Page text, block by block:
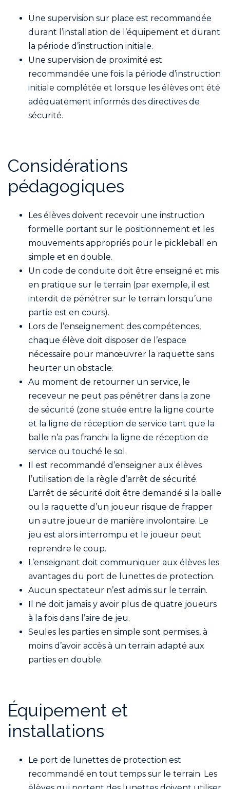
Une supervision sur place est recommandée
durant l’installation de l’équipement et durant
la période d’instruction initiale.
Une supervision de proximité est
recommandée une fois la période d’instruction
initiale complétée et lorsque les élèves ont été
adéquatement informés des directives de
sécurité.
Considérations
pédagogiques
Les élèves doivent recevoir une instruction
formelle portant sur le positionnement et les
mouvements appropriés pour le pickleball en
simple et en double.
Un code de conduite doit être enseigné et mis
en pratique sur le terrain (par exemple, il est
interdit de pénétrer sur le terrain lorsqu’une
partie est en cours).
Lors de l’enseignement des compétences,
chaque élève doit disposer de l’espace
nécessaire pour manœuvrer la raquette sans
heurter un obstacle.
Au moment de retourner un service, le
receveur ne peut pas pénétrer dans la zone
de sécurité (zone située entre la ligne courte
et la ligne de réception de service tant que la
balle n’a pas franchi la ligne de réception de
service ou touché le sol.
Il est recommandé d’enseigner aux élèves
l’utilisation de la règle d’arrêt de sécurité.
L’arrêt de sécurité doit être demandé si la balle
ou la raquette d’un joueur risque de frapper
un autre joueur de manière involontaire. Le
jeu est alors interrompu et le joueur peut
reprendre le coup.
L’enseignant doit communiquer aux élèves les
avantages du port de lunettes de protection.
Aucun spectateur n’est admis sur le terrain.
Il ne doit jamais y avoir plus de quatre joueurs
à la fois dans l’aire de jeu.
Seules les parties en simple sont permises, à
moins d’avoir accès à un terrain adapté aux
parties en double.
Équipement et
installations
Le port de lunettes de protection est
recommandé en tout temps sur le terrain. Les